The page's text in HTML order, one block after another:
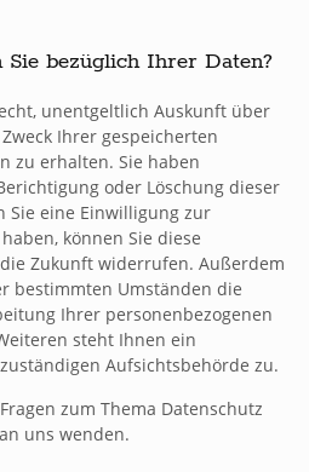
Sie bezüglich Ihrer Daten?
unentgeltlich Auskunft über
Ihrer gespeicherten
zu erhalten. Sie haben
oder Löschung dieser
Sie eine Einwilligung zur
können Sie diese
Zukunft widerrufen. Außerdem
bestimmten Umständen die
Ihrer personenbezogenen
steht Ihnen ein
Aufsichtsbehörde zu.
zum Thema Datenschutz
uns wenden.